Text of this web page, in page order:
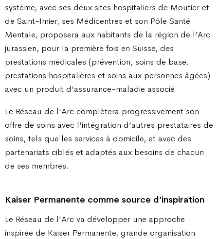
système, avec ses deux sites hospitaliers de Moutier et
de Saint-Imier, ses Médicentres et son Pôle Santé
Mentale, proposera aux habitants de la région de l’Arc
jurassien, pour la première fois en Suisse, des
prestations médicales (prévention, soins de base,
prestations hospitalières et soins aux personnes âgées)
avec un produit d’assurance-maladie associé.
Le Réseau de l’Arc complètera progressivement son
offre de soins avec l’intégration d’autres prestataires de
soins, tels que les services à domicile, et avec des
partenariats ciblés et adaptés aux besoins de chacun
de ses membres.
Kaiser Permanente comme source d’inspiration
Le Réseau de l’Arc va développer une approche
inspirée de Kaiser Permanente, grande organisation